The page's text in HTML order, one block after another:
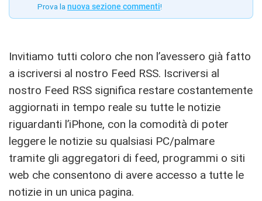
Prova la nuova sezione commenti!
Invitiamo tutti coloro che non l’avessero già fatto
a iscriversi al nostro Feed RSS. Iscriversi al
nostro Feed RSS significa restare costantemente
aggiornati in tempo reale su tutte le notizie
riguardanti l’iPhone, con la comodità di poter
leggere le notizie su qualsiasi PC/palmare
tramite gli aggregatori di feed, programmi o siti
web che consentono di avere accesso a tutte le
notizie in un unica pagina.